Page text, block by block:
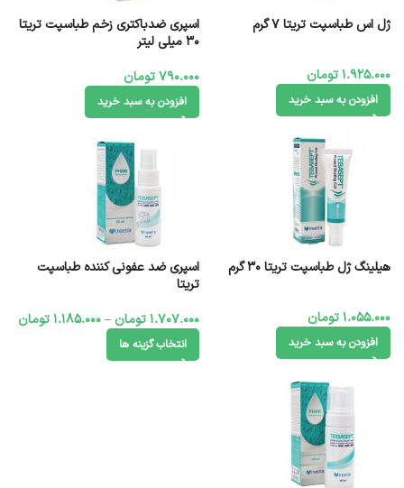
ژل اس طباسپت تریتا 7 گرم
1.925.000تومان
افزودن به سبد خرید
اسپری ضدباکتری زخم طباسپت تریتا
30 میلی لیتر
790.000تومان
افزودن به سبد خرید
هیلینگ ژل طباسپت تریتا 30 گرم
1.055.000تومان
افزودن به سبد خرید
اسپری ضد عفونی کننده طباسپت
تریتا
1.707.000تومان –
1.185.000تومان
انتخاب گزینه ها